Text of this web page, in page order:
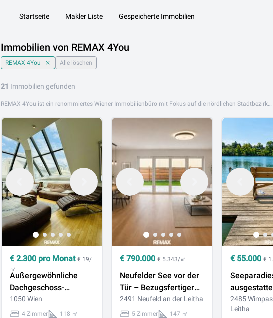
Startseite Makler Liste Gespeicherte Immobilien
Immobilien von REMAX 4You
REMAX 4You Alle löschen
21 Immobilien gefunden
REMAX 4You ist ein renommiertes Wiener Immobilienbüro mit Fokus auf die nördlichen Stadtbezirke. Als Teil des weltweiten REMAX-Netzwerks verbindet REMAX 4You lokale Marktexpertise mit internationaler Reichweite und begleitet Kunden beim Kauf, Verkauf und der Vermietung von Immobilien in Wien. Das Angebot von REMAX 4You umfasst Eigentumswohnungen, Mietwohnungen, Einfamilienhäuser und Anlageimmobilien. Das engagierte Team steht für persönliche Betreuung und höchste Professionalität bei jeder Transaktion. REMAX 4You ist an folgenden Standorten aktiv: 1170 Wien, 1180 Wien. Entdecken Sie jetzt die aktuellen Angebote von REMAX 4You auf Lib.at. Finden Sie Ihre Traumimmobilie in Wien – professionell beraten vom REMAX-Spezialisten.
€ 2.300 pro Monat € 19/
㎡
Außergewöhnliche
Dachgeschoss-
Maisonette mit
Dachterrasse und
1050 Wien
4 Zimmer 118 ㎡
€790.000 € 5.343/㎡
Neufelder See vor der
Tür – Bezugsfertiger
Erstbezug mit
Eigengarten,
2491 Neufeld an der Leitha
5 Zimmer 147 ㎡
€ 55.000 €
Mobilheim
m²
2485
Leitha